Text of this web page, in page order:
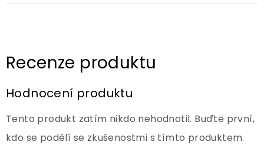
Hodnocení produktu
Tento produkt zatím nikdo nehodnotil. Buďte první,
kdo se podělí se zkušenostmi s tímto produktem.